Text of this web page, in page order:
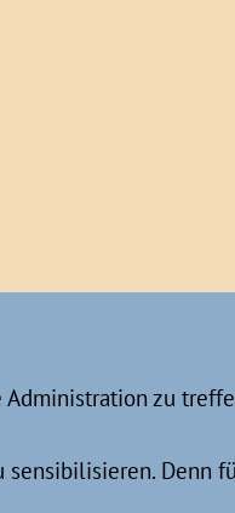
zu
sensibilisieren. Denn